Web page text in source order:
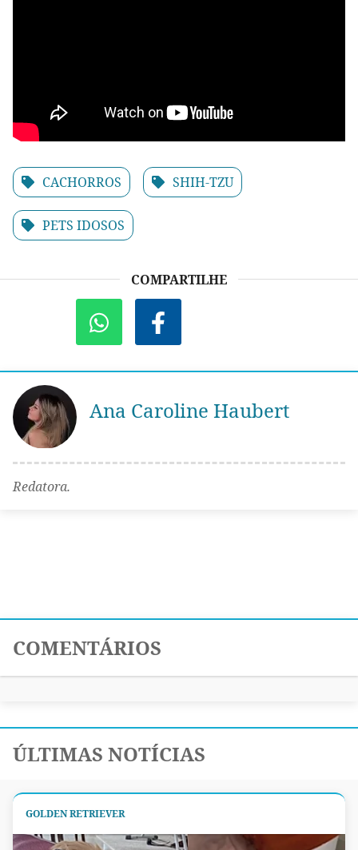
CACHORROS SHIH-TZU
PETS IDOSOS
COMPARTILHE
Ana Caroline Haubert
Redatora.
COMENTÁRIOS
ÚLTIMAS NOTÍCIAS
GOLDEN RETRIEVER